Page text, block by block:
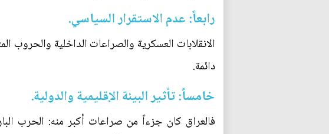
رابعاً: عدم الاستقرار السياسي.
الانقلابات العسكرية والصراعات الداخلية والحروب
دائمة.
خامساً: تأثير البيئة الإقليمية والدولية.
فالعراق كان جزءاً من صراعات أكبر منه: الحرب